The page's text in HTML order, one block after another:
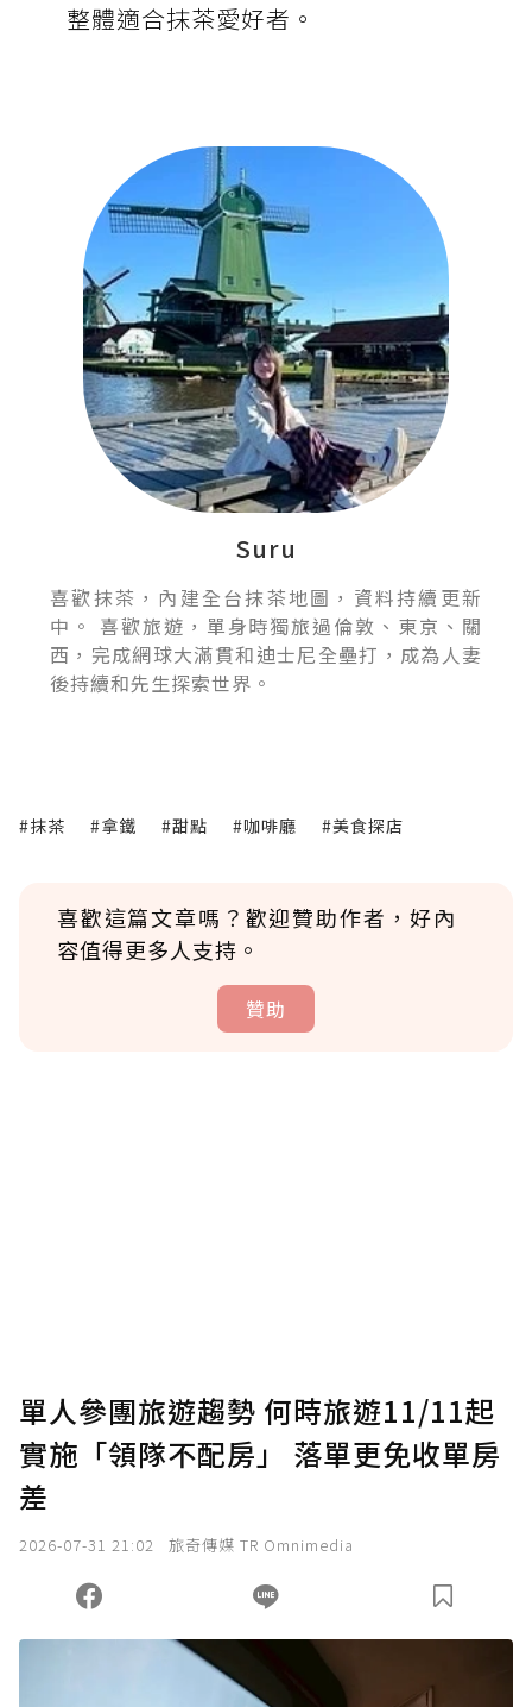
整體適合抹茶愛好者。
Suru
喜歡抹茶，內建全台抹茶地圖，資料持續更新
中。 喜歡旅遊，單身時獨旅過倫敦、東京、關
西，完成網球大滿貫和迪士尼全壘打，成為人妻
後持續和先生探索世界。
#抹茶 #拿鐵 #甜點 #咖啡廳 #美食探店
喜歡這篇文章嗎？歡迎贊助作者，好內
容值得更多人支持。
贊助
確認送出
您當前剩餘 U 利點數：0點；前往 購買點數
單人參團旅遊趨勢 何時旅遊11/11起
實施「領隊不配房」 落單更免收單房
差
2026-07-31 21:02 旅奇傳媒 TR Omnimedia